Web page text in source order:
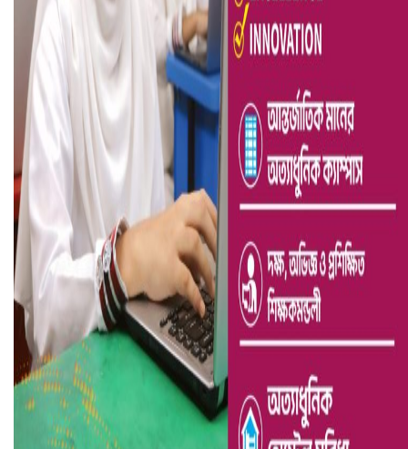
আ.লীগ ও জাপার ৯ নেতা কারাগারে
ভারতে ভয়াবহ সড়ক দুর্ঘটনা, নিহত ১৫